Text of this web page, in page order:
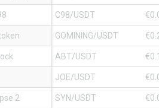
C98/USDT
GOMINING/USDT
ABT/USDT
JOE/USDT
2 SYN/USDT